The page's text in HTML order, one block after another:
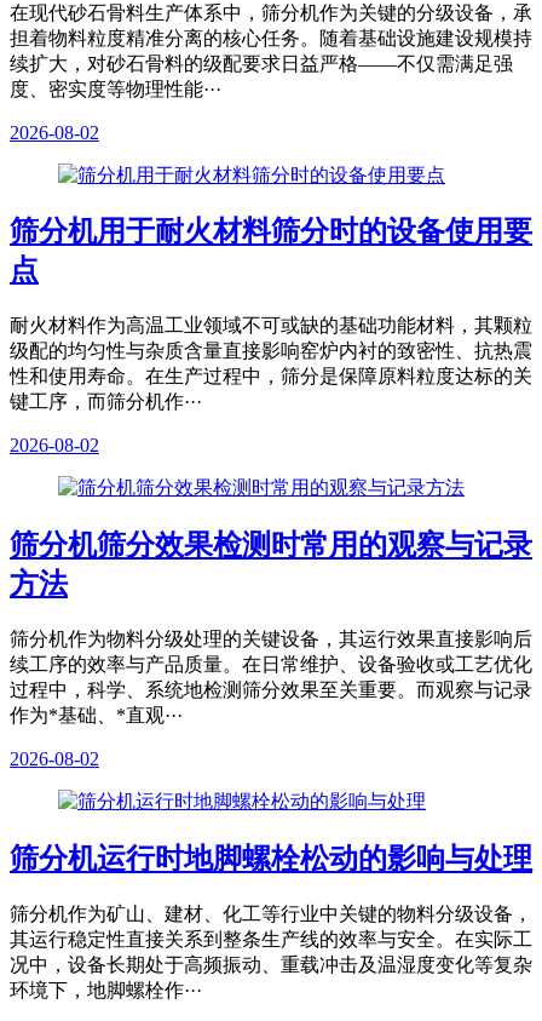
在现代砂石骨料生产体系中，筛分机作为关键的分级设备，承
担着物料粒度精准分离的核心任务。随着基础设施建设规模持
续扩大，对砂石骨料的级配要求日益严格——不仅需满足强
度、密实度等物理性能···
2026-08-02
筛分机用于耐火材料筛分时的设备使用要
点
耐火材料作为高温工业领域不可或缺的基础功能材料，其颗粒
级配的均匀性与杂质含量直接影响窑炉内衬的致密性、抗热震
性和使用寿命。在生产过程中，筛分是保障原料粒度达标的关
键工序，而筛分机作···
2026-08-02
筛分机筛分效果检测时常用的观察与记录
方法
筛分机作为物料分级处理的关键设备，其运行效果直接影响后
续工序的效率与产品质量。在日常维护、设备验收或工艺优化
过程中，科学、系统地检测筛分效果至关重要。而观察与记录
作为*基础、*直观···
2026-08-02
筛分机运行时地脚螺栓松动的影响与处理
筛分机作为矿山、建材、化工等行业中关键的物料分级设备，
其运行稳定性直接关系到整条生产线的效率与安全。在实际工
况中，设备长期处于高频振动、重载冲击及温湿度变化等复杂
环境下，地脚螺栓作···